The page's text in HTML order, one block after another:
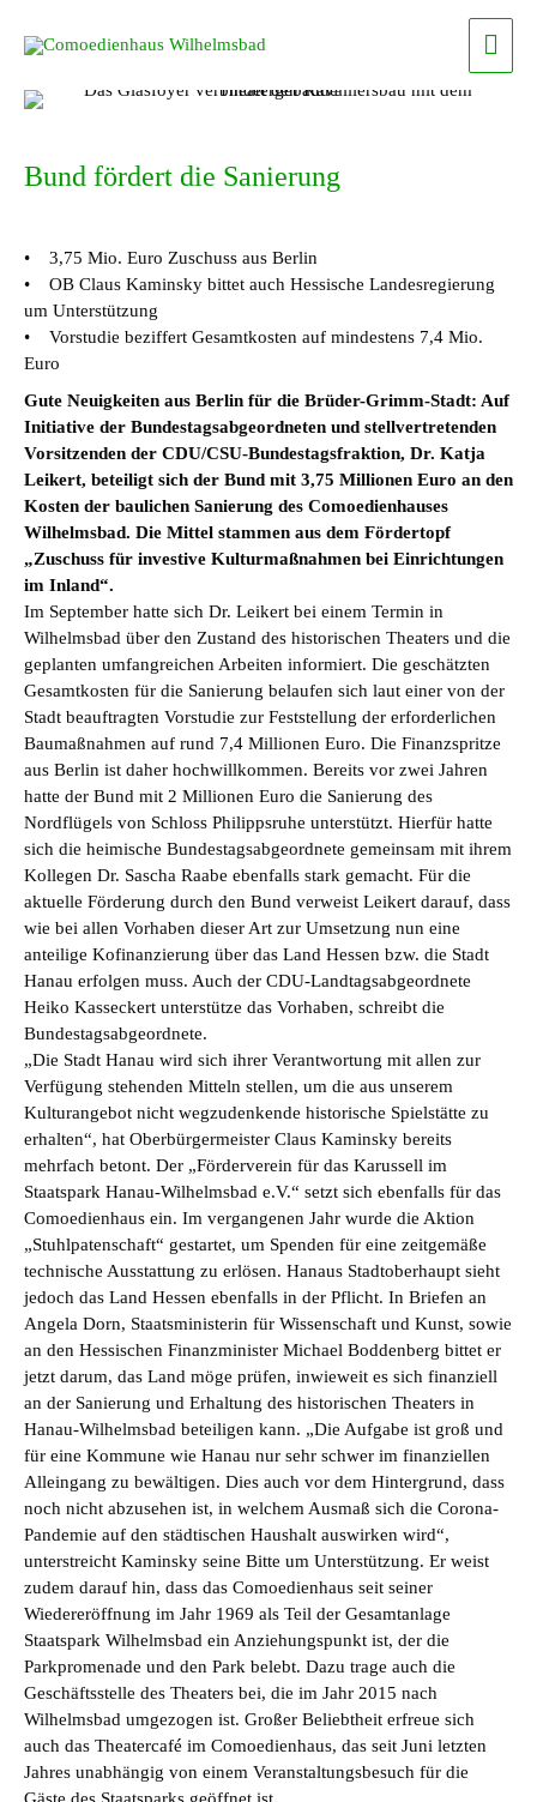
Inhalt
Bund fördert die Sanierung
• 3,75 Mio. Euro Zuschuss aus Berlin
• OB Claus Kaminsky bittet auch Hessische Landesregierung
um Unterstützung
• Vorstudie beziffert Gesamtkosten auf mindestens 7,4 Mio.
Euro
Gute Neuigkeiten aus Berlin für die Brüder-Grimm-Stadt: Auf
Initiative der Bundestagsabgeordneten und stellvertretenden
Vorsitzenden der CDU/CSU-Bundestagsfraktion, Dr. Katja
Leikert, beteiligt sich der Bund mit 3,75 Millionen Euro an den
Kosten der baulichen Sanierung des Comoedienhauses
Wilhelmsbad. Die Mittel stammen aus dem Fördertopf
„Zuschuss für investive Kulturmaßnahmen bei Einrichtungen
im Inland“.
Im September hatte sich Dr. Leikert bei einem Termin in
Wilhelmsbad über den Zustand des historischen Theaters und die
geplanten umfangreichen Arbeiten informiert. Die geschätzten
Gesamtkosten für die Sanierung belaufen sich laut einer von der
Stadt beauftragten Vorstudie zur Feststellung der erforderlichen
Baumaßnahmen auf rund 7,4 Millionen Euro. Die Finanzspritze
aus Berlin ist daher hochwillkommen. Bereits vor zwei Jahren
hatte der Bund mit 2 Millionen Euro die Sanierung des
Nordflügels von Schloss Philippsruhe unterstützt. Hierfür hatte
sich die heimische Bundestagsabgeordnete gemeinsam mit ihrem
Kollegen Dr. Sascha Raabe ebenfalls stark gemacht. Für die
aktuelle Förderung durch den Bund verweist Leikert darauf, dass
wie bei allen Vorhaben dieser Art zur Umsetzung nun eine
anteilige Kofinanzierung über das Land Hessen bzw. die Stadt
Hanau erfolgen muss. Auch der CDU-Landtagsabgeordnete
Heiko Kasseckert unterstütze das Vorhaben, schreibt die
Bundestagsabgeordnete.
„Die Stadt Hanau wird sich ihrer Verantwortung mit allen zur
Verfügung stehenden Mitteln stellen, um die aus unserem
Kulturangebot nicht wegzudenkende historische Spielstätte zu
erhalten“, hat Oberbürgermeister Claus Kaminsky bereits
mehrfach betont. Der „Förderverein für das Karussell im
Staatspark Hanau-Wilhelmsbad e.V.“ setzt sich ebenfalls für das
Comoedienhaus ein. Im vergangenen Jahr wurde die Aktion
„Stuhlpatenschaft“ gestartet, um Spenden für eine zeitgemäße
technische Ausstattung zu erlösen. Hanaus Stadtoberhaupt sieht
jedoch das Land Hessen ebenfalls in der Pflicht. In Briefen an
Angela Dorn, Staatsministerin für Wissenschaft und Kunst, sowie
an den Hessischen Finanzminister Michael Boddenberg bittet er
jetzt darum, das Land möge prüfen, inwieweit es sich finanziell
an der Sanierung und Erhaltung des historischen Theaters in
Hanau-Wilhelmsbad beteiligen kann. „Die Aufgabe ist groß und
für eine Kommune wie Hanau nur sehr schwer im finanziellen
Alleingang zu bewältigen. Dies auch vor dem Hintergrund, dass
noch nicht abzusehen ist, in welchem Ausmaß sich die Corona-
Pandemie auf den städtischen Haushalt auswirken wird“,
unterstreicht Kaminsky seine Bitte um Unterstützung. Er weist
zudem darauf hin, dass das Comoedienhaus seit seiner
Wiedereröffnung im Jahr 1969 als Teil der Gesamtanlage
Staatspark Wilhelmsbad ein Anziehungspunkt ist, der die
Parkpromenade und den Park belebt. Dazu trage auch die
Geschäftsstelle des Theaters bei, die im Jahr 2015 nach
Wilhelmsbad umgezogen ist. Großer Beliebtheit erfreue sich
auch das Theatercafé im Comoedienhaus, das seit Juni letzten
Jahres unabhängig von einem Veranstaltungsbesuch für die